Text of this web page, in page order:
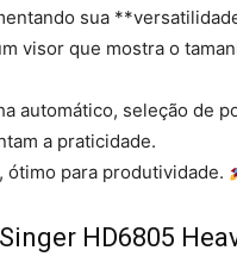
sua
visor que mostra o
automático, seleção de
a praticidade.
para produtividade.
HD6805